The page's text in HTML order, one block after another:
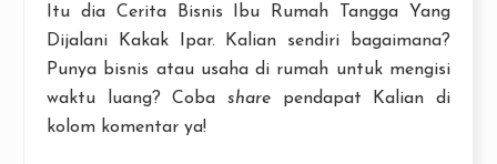
Itu dia Cerita Bisnis Ibu Rumah Tangga Yang
Dijalani Kakak Ipar. Kalian sendiri bagaimana?
Punya bisnis atau usaha di rumah untuk mengisi
waktu luang? Coba share pendapat Kalian di
kolom komentar ya!